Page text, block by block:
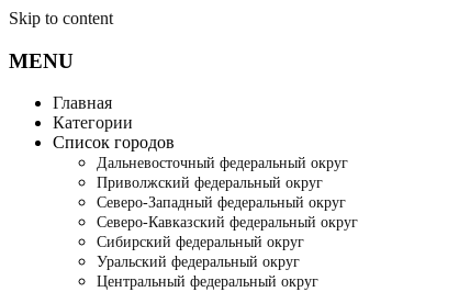
Skip to content
MENU
Главная
Категории
Список городов
Дальневосточный федеральный округ
Приволжский федеральный округ
Северо-Западный федеральный округ
Северо-Кавказский федеральный округ
Сибирский федеральный округ
Уральский федеральный округ
Центральный федеральный округ